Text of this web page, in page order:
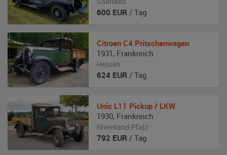
600 EUR / Tag
Citroen C4 Pritschenwagen
1931 , Frankreich
Hessen
624 EUR / Tag
Unic L11 Pickup / LKW
1930, Frankreich
Rheinland-Pfalz
792 EUR / Tag